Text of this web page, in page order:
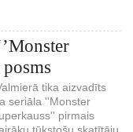
tika aizvadīts
seriāla ''Monster
pirmais
tūkstošu skatītāju